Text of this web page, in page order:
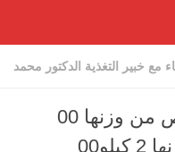
مع خبير التغذية الدكتور محمد
فعندما عملت الرجيم لتنقص من وزنها 00